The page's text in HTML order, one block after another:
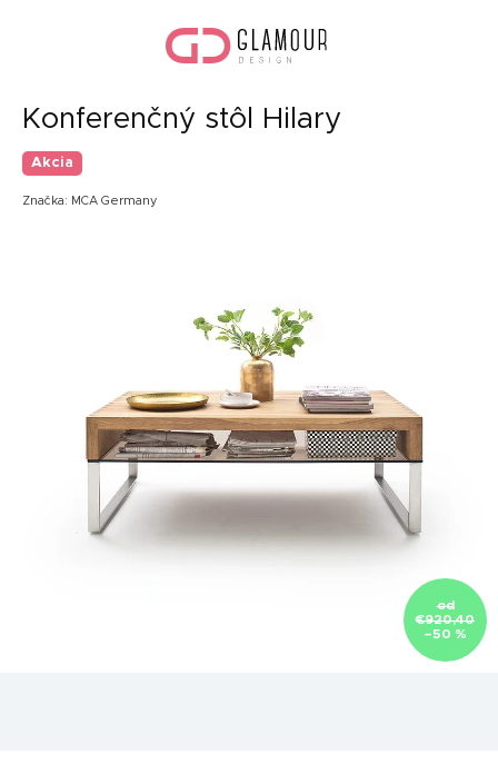
Konferenčný stôl Hilary
Akcia
Značka: MCA Germany
od
€920,40
–50 %